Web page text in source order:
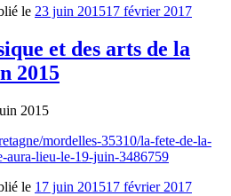
le 23 juin 201517 février 2017
et des arts de la
2015
2015
mordelles-35310/la-fete-de-la-
aura-lieu-le-19-juin-3486759
le 17 juin 201517 février 2017